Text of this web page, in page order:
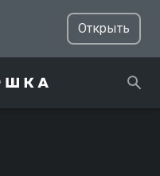
Открыть